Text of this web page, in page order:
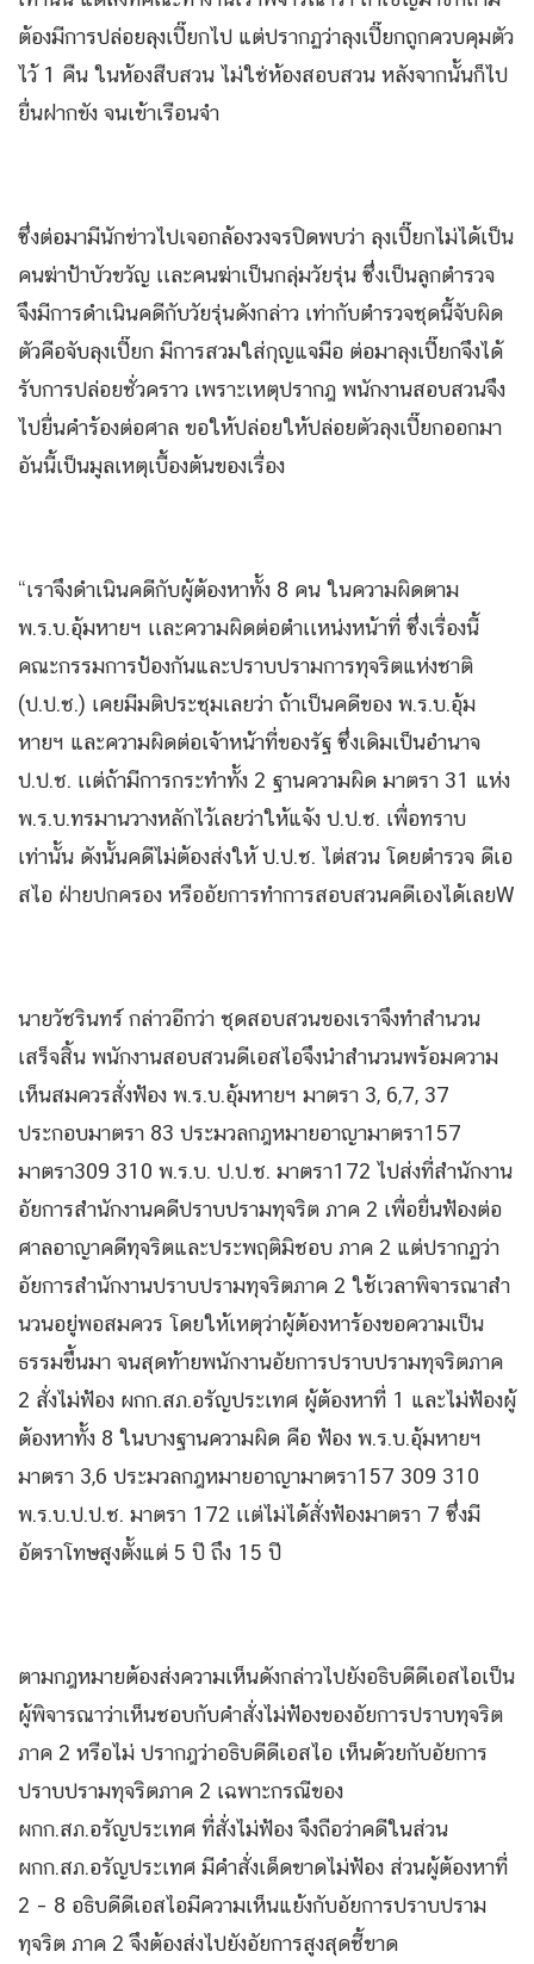
ต้องมีการปล่อยลุงเปี๊ยกไป แต่ปรากฏว่าลุงเปี๊ยกถูกควบคุมตัว
ไว้ 1 คืน ในห้องสืบสวน ไม่ใช่ห้องสอบสวน หลังจากนั้นก็ไป
ยื่นฝากขัง จนเข้าเรือนจํา
ซึ่งต่อมามีนักข่าวไปเจอกล้องวงจรปิดพบว่า ลุงเปี๊ยกไม่ได้เป็น
คนฆ่าป้าบัวขวัญ เเละคนฆ่าเป็นกลุ่มวัยรุ่น ซึ่งเป็นลูกตํารวจ
จึงมีการดําเนินคดีกับวัยรุ่นดังกล่าว เท่ากับตํารวจชุดนี้จับผิด
ตัวคือจับลุงเปี๊ยก มีการสวมใส่กุญแจมือ ต่อมาลุงเปี๊ยกจึงได้
รับการปล่อยชั่วคราว เพราะเหตุปรากฎ พนักงานสอบสวนจึง
ไปยื่นคําร้องต่อศาล ขอให้ปล่อยให้ปล่อยตัวลุงเปี๊ยกออกมา
อันนี้เป็นมูลเหตุเบื้องต้นของเรื่อง
“เราจึงดําเนินคดีกับผู้ต้องหาทั้ง 8 คน ในความผิดตาม
พ.ร.บ.อุ้มหายฯ เเละความผิดต่อตำเเหน่งหน้าที่ ซึ่งเรื่องนี้
คณะกรรมการป้องกันและปราบปรามการทุจริตแห่งชาติ
(ป.ป.ช.) เคยมีมติประชุมเลยว่า ถ้าเป็นคดีของ พ.ร.บ.อุ้ม
หายฯ และความผิดต่อเจ้าหน้าที่ของรัฐ ซึ่งเดิมเป็นอํานาจ
ป.ป.ช. เเต่ถ้ามีการกระทําทั้ง 2 ฐานความผิด มาตรา 31 แห่ง
พ.ร.บ.ทรมานวางหลักไว้เลยว่าให้แจ้ง ป.ป.ช. เพื่อทราบ
เท่านั้น ดังนั้นคดีไม่ต้องส่งให้ ป.ป.ช. ไต่สวน โดยตํารวจ ดีเอ
สไอ ฝ่ายปกครอง หรืออัยการทำการสอบสวนคดีเองได้เลยW
นายวัชรินทร์ กล่าวอีกว่า ชุดสอบสวนของเราจึงทําสํานวน
เสร็จสิ้น พนักงานสอบสวนดีเอสไอจึงนําสํานวนพร้อมความ
เห็นสมควรสั่งฟ้อง พ.ร.บ.อุ้มหายฯ มาตรา 3, 6,7, 37
ประกอบมาตรา 83 ประมวลกฎหมายอาญามาตรา157
มาตรา309 310 พ.ร.บ. ป.ป.ช. มาตรา172 ไปส่งที่สำนักงาน
อัยการสํานักงานคดีปราบปรามทุจริต ภาค 2 เพื่อยื่นฟ้องต่อ
ศาลอาญาคดีทุจริตและประพฤติมิชอบ ภาค 2 แต่ปรากฏว่า
อัยการสํานักงานปราบปรามทุจริตภาค 2 ใช้เวลาพิจารณาสํา
นวนอยู่พอสมควร โดยให้เหตุว่าผู้ต้องหาร้องขอความเป็น
ธรรมขึ้นมา จนสุดท้ายพนักงานอัยการปราบปรามทุจริตภาค
2 สั่งไม่ฟ้อง ผกก.สภ.อรัญประเทศ ผู้ต้องหาที่ 1 และไม่ฟ้องผู้
ต้องหาทั้ง 8 ในบางฐานความผิด คือ ฟ้อง พ.ร.บ.อุ้มหายฯ
มาตรา 3,6 ประมวลกฎหมายอาญามาตรา157 309 310
พ.ร.บ.ป.ป.ช. มาตรา 172 เเต่ไม่ได้สั่งฟ้องมาตรา 7 ซึ่งมี
อัตราโทษสูงตั้งแต่ 5 ปี ถึง 15 ปี
ตามกฎหมายต้องส่งความเห็นดังกล่าวไปยังอธิบดีดีเอสไอเป็น
ผู้พิจารณาว่าเห็นชอบกับคําสั่งไม่ฟ้องของอัยการปราบทุจริต
ภาค 2 หรือไม่ ปรากฎว่าอธิบดีดีเอสไอ เห็นด้วยกับอัยการ
ปราบปรามทุจริตภาค 2 เฉพาะกรณีของ
ผกก.สภ.อรัญประเทศ ที่สั่งไม่ฟ้อง จึงถือว่าคดีในส่วน
ผกก.สภ.อรัญประเทศ มีคําสั่งเด็ดขาดไม่ฟ้อง ส่วนผู้ต้องหาที่
2 – 8 อธิบดีดีเอสไอมีความเห็นแย้งกับอัยการปราบปราม
ทุจริต ภาค 2 จึงต้องส่งไปยังอัยการสูงสุดชี้ขาด